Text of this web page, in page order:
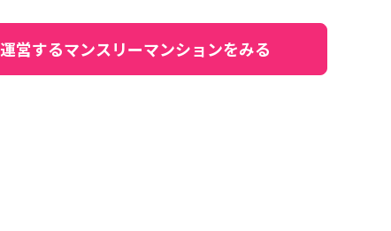
運営するマンスリーマンションをみる